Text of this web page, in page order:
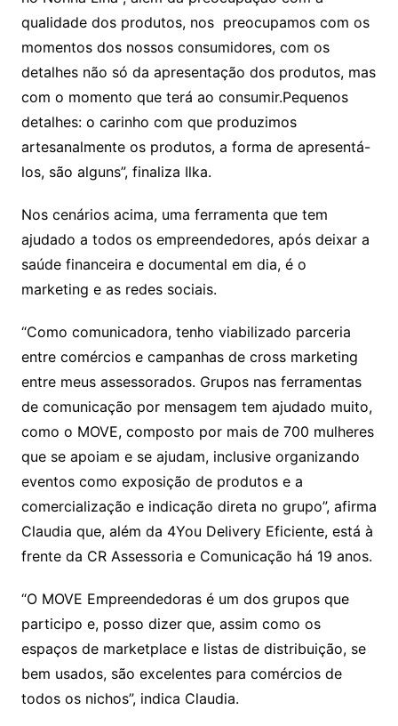
qualidade dos produtos, nos preocupamos com os
momentos dos nossos consumidores, com os
detalhes não só da apresentação dos produtos, mas
com o momento que terá ao consumir.Pequenos
detalhes: o carinho com que produzimos
artesanalmente os produtos, a forma de apresentá-
los, são alguns”, finaliza Ilka.
Nos cenários acima, uma ferramenta que tem
ajudado a todos os empreendedores, após deixar a
saúde financeira e documental em dia, é o
marketing e as redes sociais.
“Como comunicadora, tenho viabilizado parceria
entre comércios e campanhas de cross marketing
entre meus assessorados. Grupos nas ferramentas
de comunicação por mensagem tem ajudado muito,
como o MOVE, composto por mais de 700 mulheres
que se apoiam e se ajudam, inclusive organizando
eventos como exposição de produtos e a
comercialização e indicação direta no grupo”, afirma
Claudia que, além da 4You Delivery Eficiente, está à
frente da CR Assessoria e Comunicação há 19 anos.
“O MOVE Empreendedoras é um dos grupos que
participo e, posso dizer que, assim como os
espaços de marketplace e listas de distribuição, se
bem usados, são excelentes para comércios de
todos os nichos”, indica Claudia.